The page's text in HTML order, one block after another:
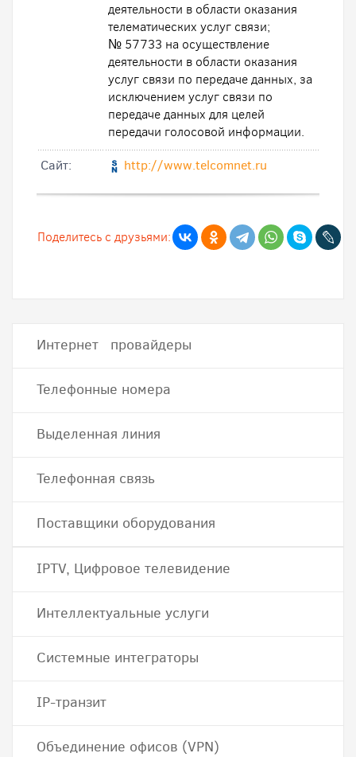
деятельности в области оказания
телематических услуг связи;
№ 57733 на осуществление
деятельности в области оказания
услуг связи по передаче данных, за
исключением услуг связи по
передаче данных для целей
передачи голосовой информации.
Cайт:
http://www.telcomnet.ru
Поделитесь с друзьями:
Интернет провайдеры
Телефонные номера
Выделенная линия
Телефонная связь
Поставщики оборудования
IPTV, Цифровое телевидение
Интеллектуальные услуги
Системные интеграторы
IP-транзит
Объединение офисов (VPN)